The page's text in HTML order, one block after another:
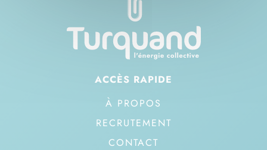
ACCÈS RAPIDE
À PROPOS
RECRUTEMENT
CONTACT